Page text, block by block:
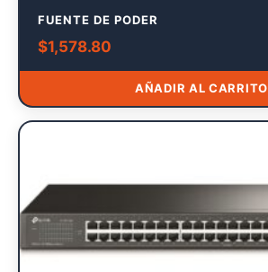
FUENTE DE PODER
$1,578.80
AÑADIR AL CARRITO